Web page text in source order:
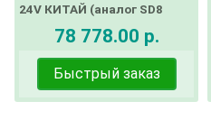
24V КИТАЙ (аналог SD8
Walvoil)78 778.00 р.
Быстрый заказ